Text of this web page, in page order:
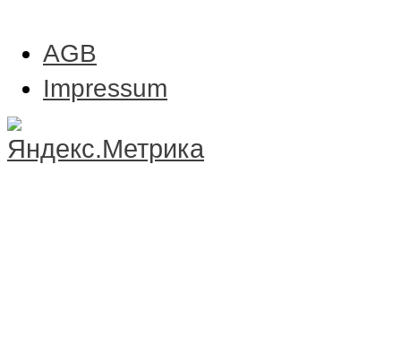
AGB
Impressum